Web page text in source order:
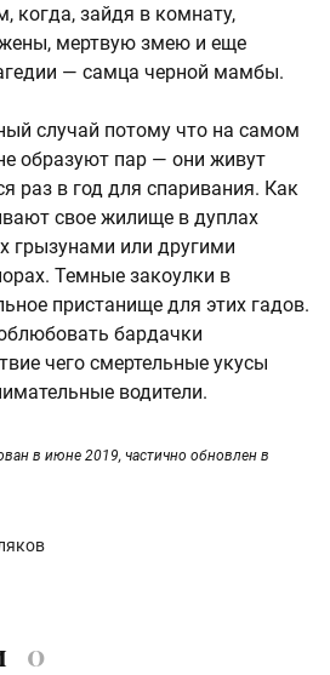
когда, зайдя в комнату,
мертвую змею и еще
— самца черной мамбы.
случай потому что на самом
образуют пар — они живут
раз в год для спаривания. Как
свое жилище в дуплах
грызунами или другими
Темные закоулки в
пристанище для этих гадов.
бардачки
чего смертельные укусы
водители.
в июне 2019, частично обновлен в
0